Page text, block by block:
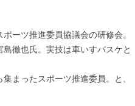
ーツ推進委員協議会の研修会。
徹也氏。実技は車いすバスケと
まったスポーツ推進委員。と、